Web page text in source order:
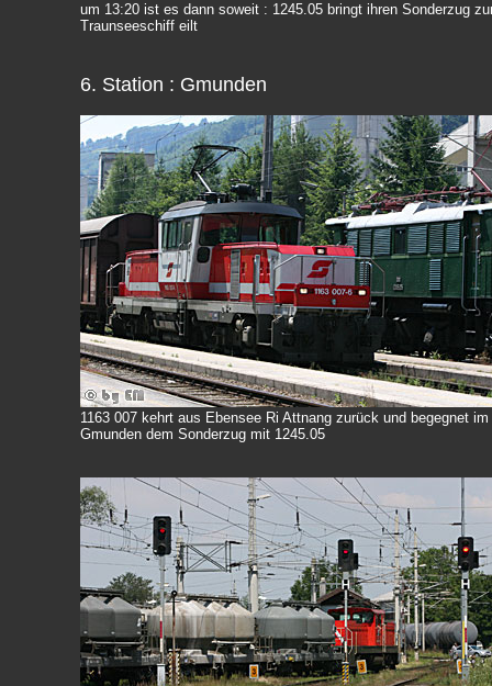
um 13:20 ist es dann soweit : 1245.05 bringt ihren Sonderzug
Traunseeschiff eilt
6. Station : Gmunden
1163 007 kehrt aus Ebensee Ri Attnang zurück und begegnet
Gmunden dem Sonderzug mit 1245.05